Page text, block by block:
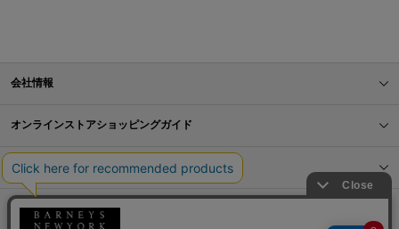
会社情報
オンラインストアショッピングガイド
店舗情報
サービス